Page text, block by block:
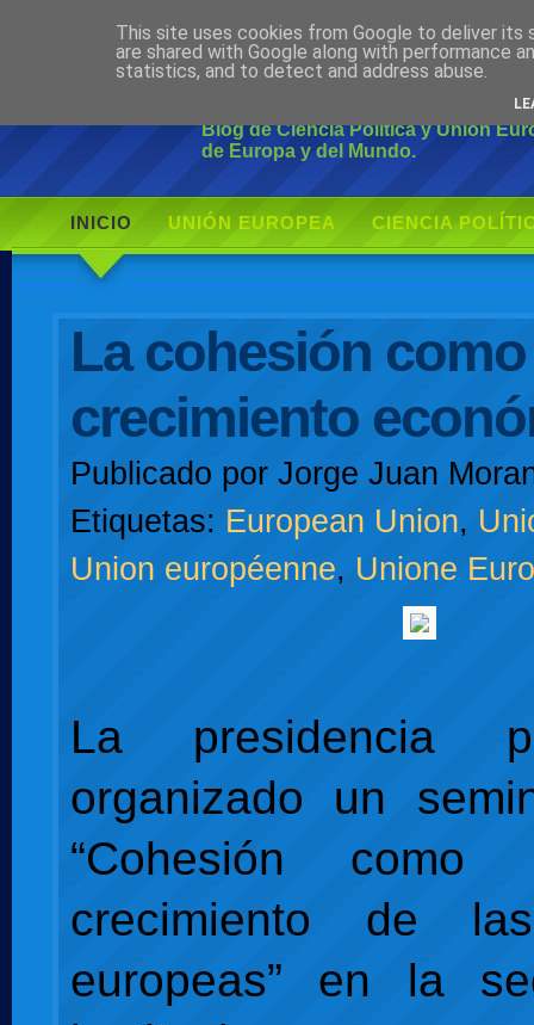
Ciudadano
Blog de Ciencia Política y Unión
de Europa y del Mundo.
INICIO UNIÓN EUROPEA CIENCIA
La cohesión
crecimiento
Publicado por Jorge Juan
Etiquetas: European Union,
Union européenne, Unione
La presidencia
organizado un
“Cohesión como
crecimiento de
europeas” en la
This site uses cookies from Google to deliver its
are shared with Google along with performance
statistics, and to detect and address abuse.